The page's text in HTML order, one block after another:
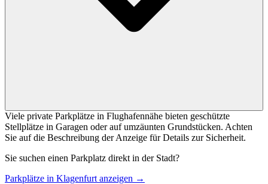
Viele private Parkplätze in Flughafennähe bieten geschützte
Stellplätze in Garagen oder auf umzäunten Grundstücken. Achten
Sie auf die Beschreibung der Anzeige für Details zur Sicherheit.
Sie suchen einen Parkplatz direkt in der Stadt?
Parkplätze in Klagenfurt anzeigen →